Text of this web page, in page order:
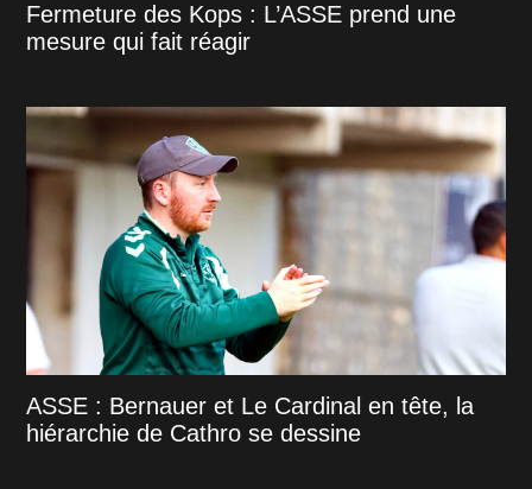
Fermeture des Kops : L’ASSE prend une
mesure qui fait réagir
ASSE : Bernauer et Le Cardinal en tête, la
hiérarchie de Cathro se dessine